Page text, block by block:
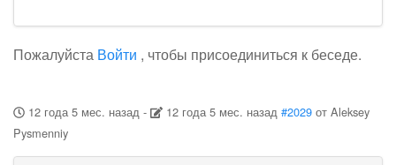
Пожалуйста Войти , чтобы присоединиться к беседе.
12 года 5 мес. назад- 12 года 5 мес. назад #2029 отAleksey
Pysmenniy